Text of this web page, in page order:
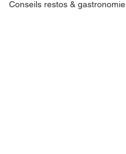
Conseils restos & gastronomie